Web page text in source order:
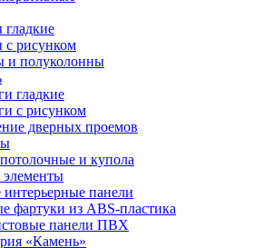
с рисунком
и полуколонны
гладкие
с рисунком
дверных проемов
и купола
панели
фартуки из ABS-пластика
панели ПВХ
«Камень»